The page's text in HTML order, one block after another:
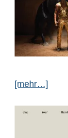
[mehr…]